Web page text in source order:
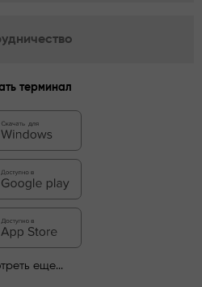
терминал
еще...